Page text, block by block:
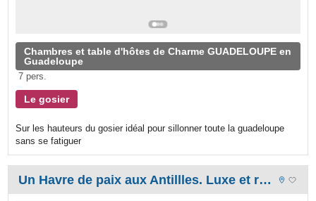
Chambres et table d'hôtes de Charme GUADELOUPE en
Guadeloupe
7 pers.
Le gosier
Sur les hauteurs du gosier idéal pour sillonner toute la guadeloupe
sans se fatiguer
Un Havre de paix aux Antillles. Luxe et raffinement enfin accessibles.